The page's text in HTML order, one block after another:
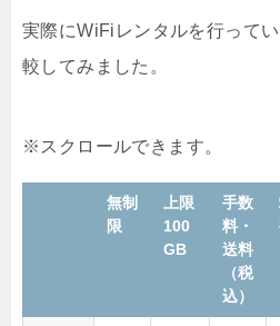
実際にWiFiレンタルを行って
較してみました。
無制
限
上限
100
GB
手数
料・
送料
（税
込）